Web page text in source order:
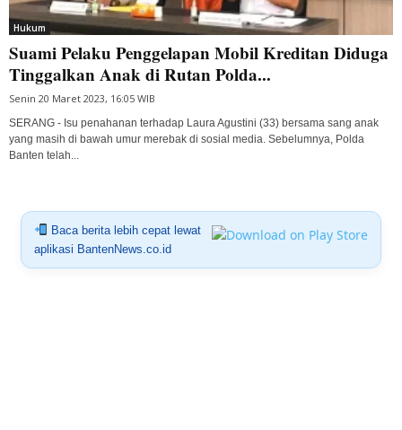
Hukum
Suami Pelaku Penggelapan Mobil Kreditan Diduga
Tinggalkan Anak di Rutan Polda...
Senin 20 Maret 2023, 16:05 WIB
SERANG - Isu penahanan terhadap Laura Agustini (33) bersama sang anak
yang masih di bawah umur merebak di sosial media. Sebelumnya, Polda
Banten telah...
Baca berita lebih cepat lewat
aplikasi BantenNews.co.id